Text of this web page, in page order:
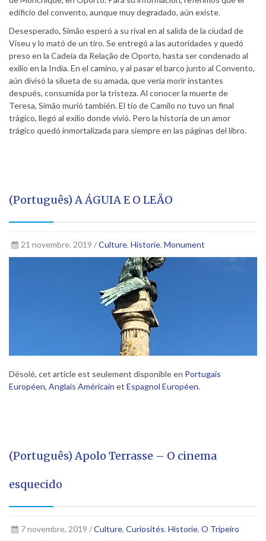
edificio del convento, aunque muy degradado, aún existe.
Desesperado, Simão esperó a su rival en al salida de la ciudad de
Viseu y lo mató de un tiro. Se entregó a las autoridades y quedó
preso en la Cadeia da Relação de Oporto, hasta ser condenado al
exilio en la India. En el camino, y al pasar el barco junto al Convento,
aún divisó la silueta de su amada, que vería morir instantes
después, consumida por la tristeza. Al conocer la muerte de
Teresa, Simão murió también. El tío de Camilo no tuvo un final
trágico, llegó al exilio donde vivió. Pero la historia de un amor
trágico quedó inmortalizada para siempre en las páginas del libro.
(Português) A ÁGUIA E O LEÃO
21 novembre, 2019 /Culture, Historie, Monument
Désolé, cet article est seulement disponible en Portugais
Européen, Anglais Américain et Espagnol Européen.
(Português) Apolo Terrasse – O cinema
esquecido
7 novembre, 2019 /Culture, Curiosités, Historie, O Tripeiro